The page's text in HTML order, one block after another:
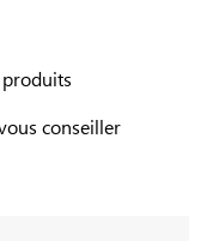
conseiller